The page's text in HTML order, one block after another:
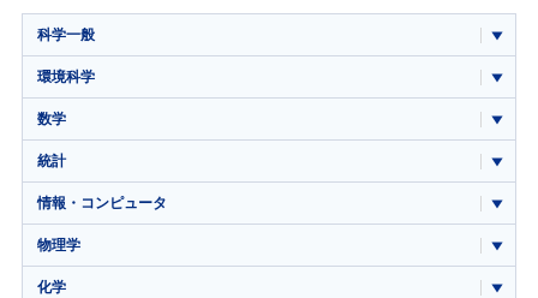
科学一般
環境科学
数学
統計
情報・コンピュータ
物理学
化学